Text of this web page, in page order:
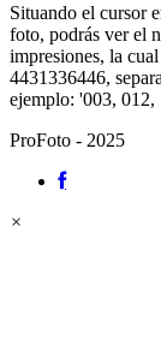
Situando el cursor
foto, podrás ver el
impresiones, la
4431336446,
ejemplo: '003, 012,
ProFoto - 2025
×